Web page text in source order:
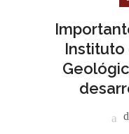
Instituto